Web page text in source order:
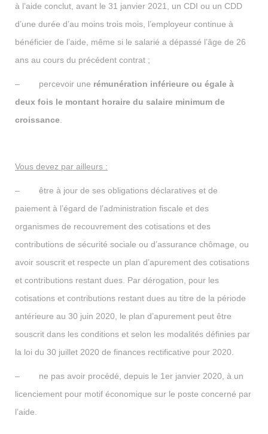
à l’aide conclut, avant le 31 janvier 2021, un CDI ou un CDD
d’une durée d’au moins trois mois, l’employeur continue à
bénéficier de l’aide, même si le salarié a dépassé l’âge de 26
ans au cours du précédent contrat ;
– percevoir une rémunération inférieure ou égale à
deux fois le montant horaire du salaire minimum de
croissance
Vous devez par ailleurs :
– être à jour de ses obligations déclaratives et de
paiement à l’égard de l’administration fiscale et des
organismes de recouvrement des cotisations et des
contributions de sécurité sociale ou d’assurance chômage, ou
avoir souscrit et respecte un plan d’apurement des cotisations
et contributions restant dues. Par dérogation, pour les
cotisations et contributions restant dues au titre de la période
antérieure au 30 juin 2020, le plan d’apurement peut être
souscrit dans les conditions et selon les modalités définies par
la loi du 30 juillet 2020 de finances rectificative pour 2020.
– ne pas avoir procédé, depuis le 1er janvier 2020, à un
licenciement pour motif économique sur le poste concerné par
l’aide.